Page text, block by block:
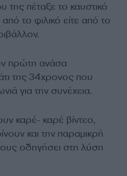
της πέταξε το καυστικό
το φιλικό είτε από το
πρώτη ανάσα
της 34χρονος που
για την συνέχεια.
καρέ- καρέ βίντεο,
και την παραμικρή
οδηγήσει στη λύση